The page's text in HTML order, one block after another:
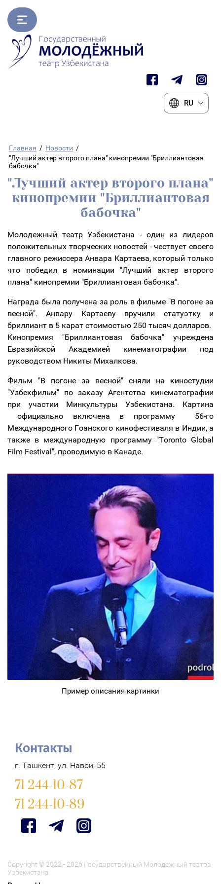
RU
Главная / Новости /
"Лучший актер второго плана" кинопремии "Бриллиантовая
бабочка"
"Лучший актер второго плана"
кинопремии "Бриллиантовая
бабочка"
Молодежный театр Узбекистана - один из лидеров
положительных творческих новостей - чествует своего
главного режиссера Анвара Картаева, который только
что победил в номинации "Лучший актер второго
плана" кинопремии "Бриллиантовая бабочка".
Награда была получена за роль в фильме "В погоне за
весной". Анвару Картаеву вручили статуэтку и
бриллиант в 5 карат стоимостью 250 тысяч долларов.
Кинопремия "Бриллиантовая бабочка" учреждена
Евразийской Академией кинематографии под
руководством Никиты Михалкова.
Фильм "В погоне за весной" сняли на киностудии
"Узбекфильм" по заказу Агентства кинематографии
при участии Минкультуры Узбекистана. Картина
официально включена в программу 56-го
Международного Гоанского кинофестиваля в Индии, а
также в международную программу "Toronto Global
Film Festival", проводимую в Канаде.
Пример описания картинки
Контакты
г. Ташкент, ул. Навои, 55
71 244-10-87
71 244-10-89
Copyright © 2022 - 2026 Государственный Молодежный театра
Узбекистана